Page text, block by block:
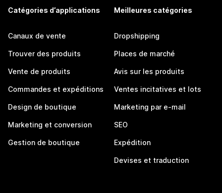
Catégories d’applications
Canaux de vente
Trouver des produits
Vente de produits
Commandes et expéditions
Design de boutique
Marketing et conversion
Gestion de boutique
Meilleures catégories
Dropshipping
Places de marché
Avis sur les produits
Ventes incitatives et lots
Marketing par e-mail
SEO
Expédition
Devises et traduction